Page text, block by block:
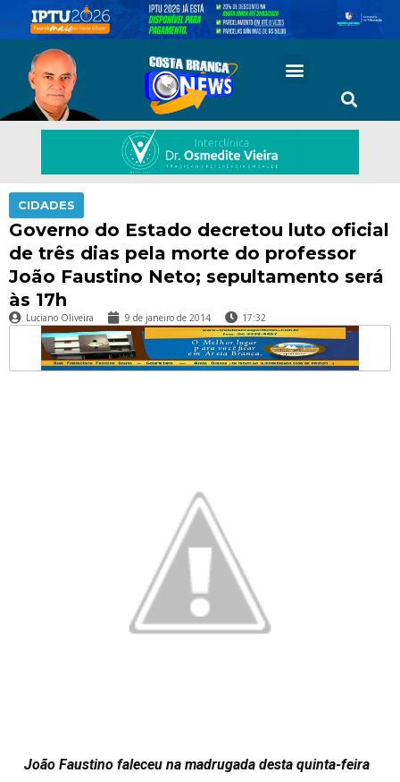
CIDADES
Governo do Estado decretou luto oficial
de três dias pela morte do professor
João Faustino Neto; sepultamento será
às 17h
Luciano Oliveira 9 de janeiro de 2014 17:32
João Faustino faleceu na madrugada desta quinta-feira